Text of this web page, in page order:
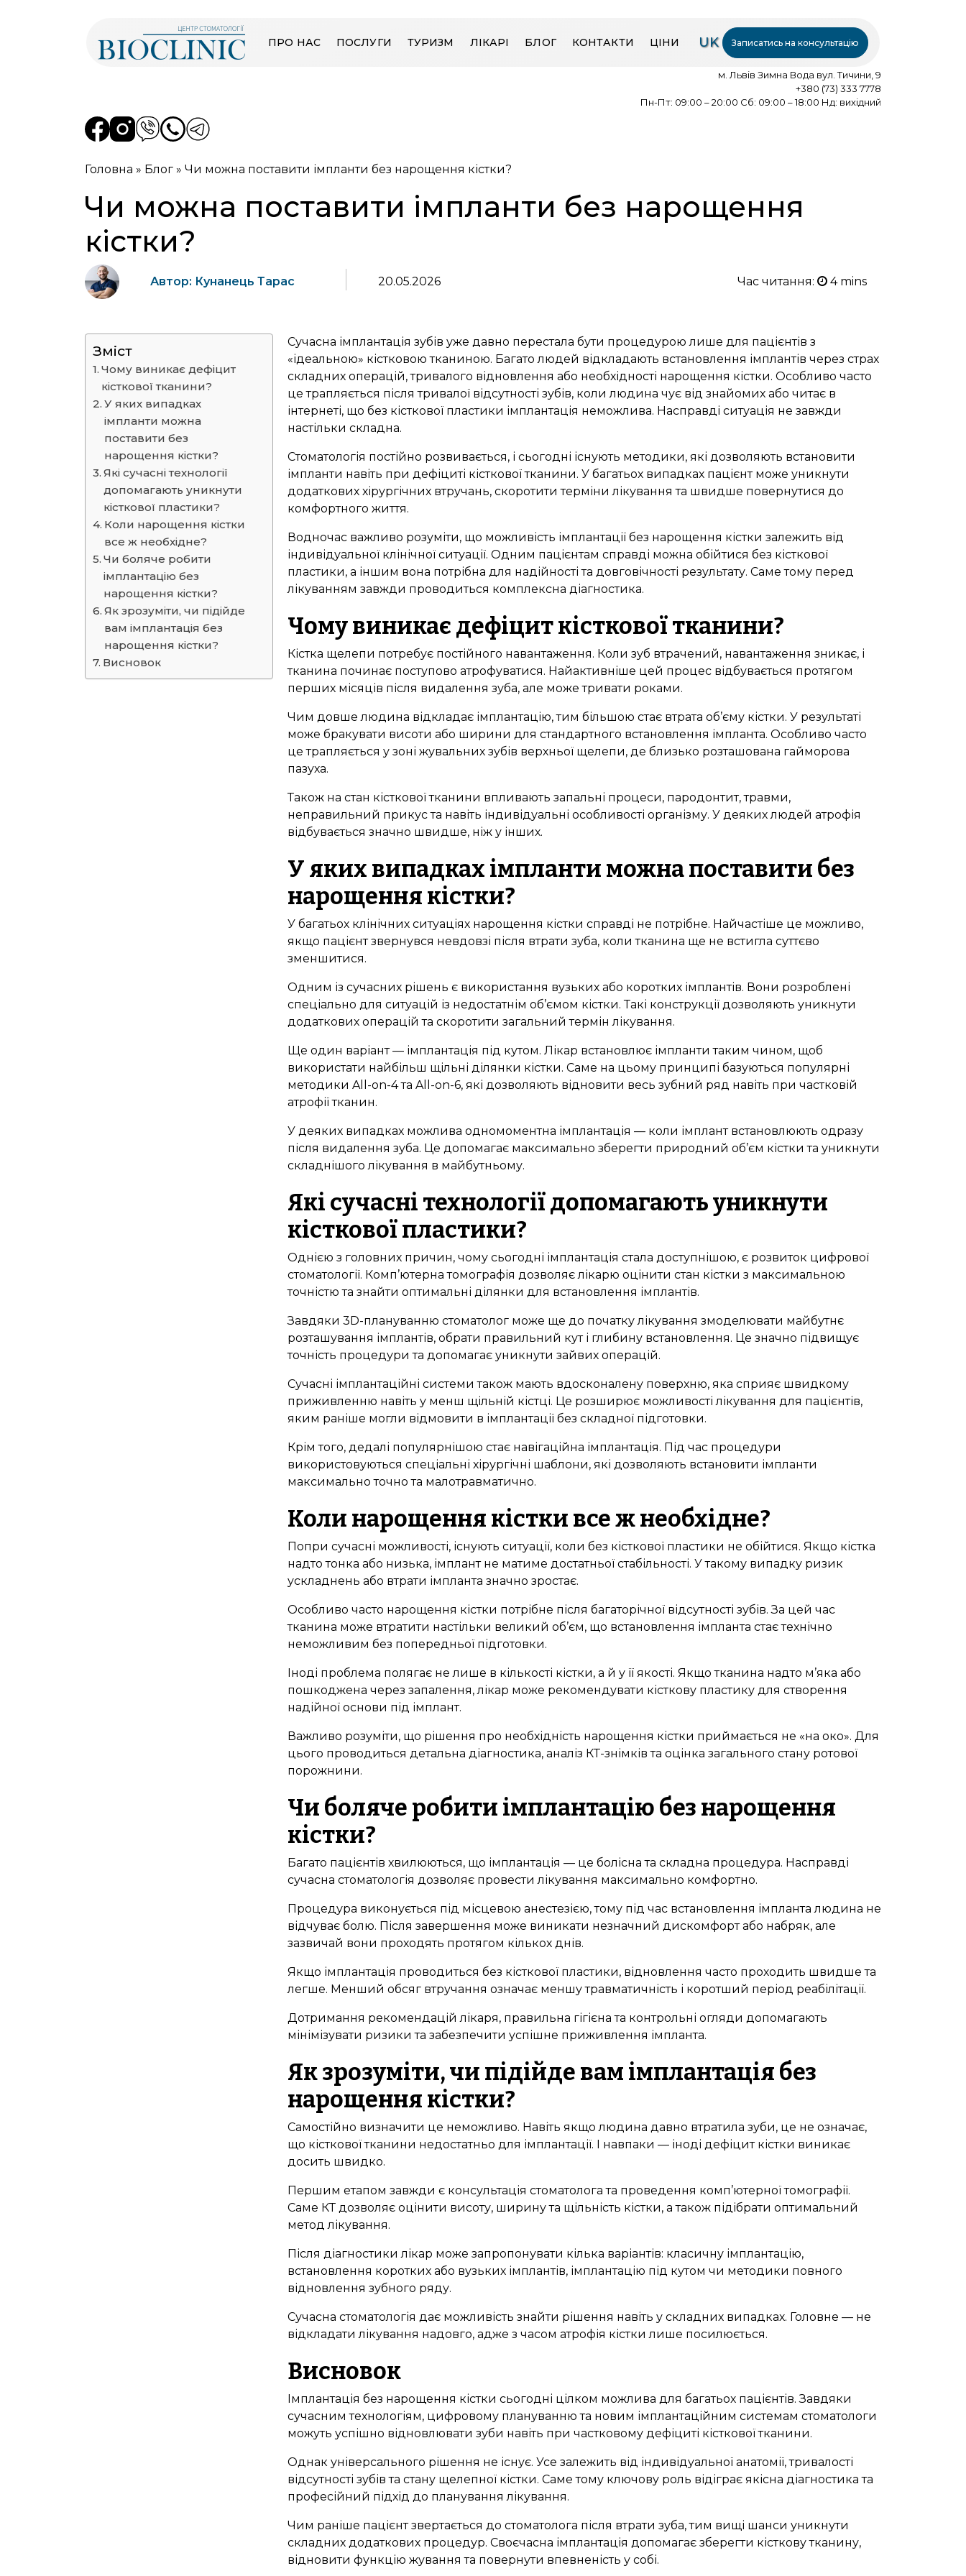
ПРО НАС ПОСЛУГИ ТУРИЗМ ЛІКАРІ БЛОГ КОНТАКТИ ЦІНИ UK Записатись на консультацію
м. Львів Зимна Вода вул. Тичини, 9
+380 (73) 333 7778
Пн-Пт: 09:00 – 20:00 Сб: 09:00 – 18:00 Нд: вихідний
Головна » Блог » Чи можна поставити імпланти без нарощення кістки?
Чи можна поставити імпланти без нарощення
кістки?
Автор: Кунанець Тарас 20.05.2026 Час читання:
Зміст
Чому виникає дефіцит
кісткової тканини?
У яких випадках
імпланти можна
поставити без
нарощення кістки?
Які сучасні технології
допомагають уникнути
кісткової пластики?
Коли нарощення кістки
все ж необхідне?
Чи боляче робити
імплантацію без
нарощення кістки?
Як зрозуміти, чи підійде
вам імплантація без
нарощення кістки?
Висновок
Сучасна імплантація зубів уже давно перестала бути процедурою лише для пацієнтів з
«ідеальною» кістковою тканиною. Багато людей відкладають встановлення імплантів через страх
складних операцій, тривалого відновлення або необхідності нарощення кістки. Особливо часто
це трапляється після тривалої відсутності зубів, коли людина чує від знайомих або читає в
інтернеті, що без кісткової пластики імплантація неможлива. Насправді ситуація не завжди
настільки складна.
Стоматологія постійно розвивається, і сьогодні існують методики, які дозволяють встановити
імпланти навіть при дефіциті кісткової тканини. У багатьох випадках пацієнт може уникнути
додаткових хірургічних втручань, скоротити терміни лікування та швидше повернутися до
комфортного життя.
Водночас важливо розуміти, що можливість імплантації без нарощення кістки залежить від
індивідуальної клінічної ситуації. Одним пацієнтам справді можна обійтися без кісткової
пластики, а іншим вона потрібна для надійності та довговічності результату. Саме тому перед
лікуванням завжди проводиться комплексна діагностика.
Чому виникає дефіцит кісткової тканини?
Кістка щелепи потребує постійного навантаження. Коли зуб втрачений, навантаження зникає, і
тканина починає поступово атрофуватися. Найактивніше цей процес відбувається протягом
перших місяців після видалення зуба, але може тривати роками.
Чим довше людина відкладає імплантацію, тим більшою стає втрата об’єму кістки. У результаті
може бракувати висоти або ширини для стандартного встановлення імпланта. Особливо часто
це трапляється у зоні жувальних зубів верхньої щелепи, де близько розташована гайморова
пазуха.
Також на стан кісткової тканини впливають запальні процеси, пародонтит, травми,
неправильний прикус та навіть індивідуальні особливості організму. У деяких людей атрофія
відбувається значно швидше, ніж у інших.
У яких випадках імпланти можна поставити без
нарощення кістки?
У багатьох клінічних ситуаціях нарощення кістки справді не потрібне. Найчастіше це можливо,
якщо пацієнт звернувся невдовзі після втрати зуба, коли тканина ще не встигла суттєво
зменшитися.
Одним із сучасних рішень є використання вузьких або коротких імплантів. Вони розроблені
спеціально для ситуацій із недостатнім об’ємом кістки. Такі конструкції дозволяють уникнути
додаткових операцій та скоротити загальний термін лікування.
Ще один варіант — імплантація під кутом. Лікар встановлює імпланти таким чином, щоб
використати найбільш щільні ділянки кістки. Саме на цьому принципі базуються популярні
методики All-on-4 та All-on-6, які дозволяють відновити весь зубний ряд навіть при частковій
атрофії тканин.
У деяких випадках можлива одномоментна імплантація — коли імплант встановлюють одразу
після видалення зуба. Це допомагає максимально зберегти природний об’єм кістки та уникнути
складнішого лікування в майбутньому.
Які сучасні технології допомагають уникнути
кісткової пластики?
Однією з головних причин, чому сьогодні імплантація стала доступнішою, є розвиток цифрової
стоматології. Комп’ютерна томографія дозволяє лікарю оцінити стан кістки з максимальною
точністю та знайти оптимальні ділянки для встановлення імплантів.
Завдяки 3D-плануванню стоматолог може ще до початку лікування змоделювати майбутнє
розташування імплантів, обрати правильний кут і глибину встановлення. Це значно підвищує
точність процедури та допомагає уникнути зайвих операцій.
Сучасні імплантаційні системи також мають вдосконалену поверхню, яка сприяє швидкому
приживленню навіть у менш щільній кістці. Це розширює можливості лікування для пацієнтів,
яким раніше могли відмовити в імплантації без складної підготовки.
Крім того, дедалі популярнішою стає навігаційна імплантація. Під час процедури
використовуються спеціальні хірургічні шаблони, які дозволяють встановити імпланти
максимально точно та малотравматично.
Коли нарощення кістки все ж необхідне?
Попри сучасні можливості, існують ситуації, коли без кісткової пластики не обійтися. Якщо кістка
надто тонка або низька, імплант не матиме достатньої стабільності. У такому випадку ризик
ускладнень або втрати імпланта значно зростає.
Особливо часто нарощення кістки потрібне після багаторічної відсутності зубів. За цей час
тканина може втратити настільки великий об’єм, що встановлення імпланта стає технічно
неможливим без попередньої підготовки.
Іноді проблема полягає не лише в кількості кістки, а й у її якості. Якщо тканина надто м’яка або
пошкоджена через запалення, лікар може рекомендувати кісткову пластику для створення
надійної основи під імплант.
Важливо розуміти, що рішення про необхідність нарощення кістки приймається не «на око». Для
цього проводиться детальна діагностика, аналіз КТ-знімків та оцінка загального стану ротової
порожнини.
Чи боляче робити імплантацію без нарощення
кістки?
Багато пацієнтів хвилюються, що імплантація — це болісна та складна процедура. Насправді
сучасна стоматологія дозволяє провести лікування максимально комфортно.
Процедура виконується під місцевою анестезією, тому під час встановлення імпланта людина не
відчуває болю. Після завершення може виникати незначний дискомфорт або набряк, але
зазвичай вони проходять протягом кількох днів.
Якщо імплантація проводиться без кісткової пластики, відновлення часто проходить швидше та
легше. Менший обсяг втручання означає меншу травматичність і коротший період реабілітації.
Дотримання рекомендацій лікаря, правильна гігієна та контрольні огляди допомагають
мінімізувати ризики та забезпечити успішне приживлення імпланта.
Як зрозуміти, чи підійде вам імплантація без
нарощення кістки?
Самостійно визначити це неможливо. Навіть якщо людина давно втратила зуби, це не означає,
що кісткової тканини недостатньо для імплантації. І навпаки — іноді дефіцит кістки виникає
досить швидко.
Першим етапом завжди є консультація стоматолога та проведення комп’ютерної томографії.
Саме КТ дозволяє оцінити висоту, ширину та щільність кістки, а також підібрати оптимальний
метод лікування.
Після діагностики лікар може запропонувати кілька варіантів: класичну імплантацію,
встановлення коротких або вузьких імплантів, імплантацію під кутом чи методики повного
відновлення зубного ряду.
Сучасна стоматологія дає можливість знайти рішення навіть у складних випадках. Головне — не
відкладати лікування надовго, адже з часом атрофія кістки лише посилюється.
Висновок
Імплантація без нарощення кістки сьогодні цілком можлива для багатьох пацієнтів. Завдяки
сучасним технологіям, цифровому плануванню та новим імплантаційним системам стоматологи
можуть успішно відновлювати зуби навіть при частковому дефіциті кісткової тканини.
Однак універсального рішення не існує. Усе залежить від індивідуальної анатомії, тривалості
відсутності зубів та стану щелепної кістки. Саме тому ключову роль відіграє якісна діагностика та
професійний підхід до планування лікування.
Чим раніше пацієнт звертається до стоматолога після втрати зуба, тим вищі шанси уникнути
складних додаткових процедур. Своєчасна імплантація допомагає зберегти кісткову тканину,
відновити функцію жування та повернути впевненість у собі.